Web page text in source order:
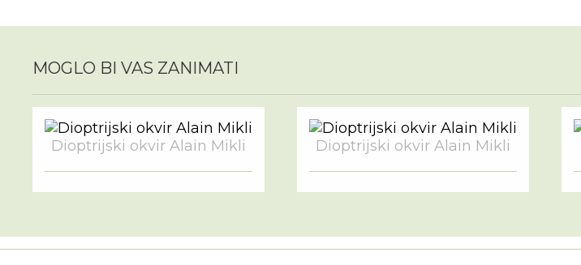
MOGLO BI VAS ZANIMATI
Dioptrijski okvir Alain Mikli Dioptrijski okvir Alain Mikli